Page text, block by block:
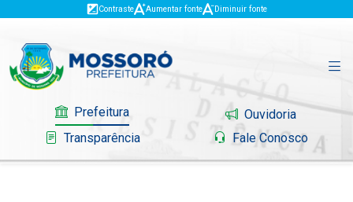
Contraste Aumentar fonte Diminuir fonte
Prefeitura
Ouvidoria
Transparência
Fale Conosco